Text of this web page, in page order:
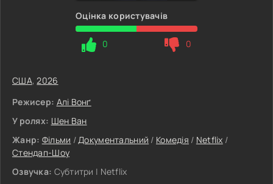
Оцінка користувачів
0 0
США,2026
Режисер: Алі Вонґ
У ролях: Шен Ван
Жанр: Фільми /Документальний / Комедія / Netflix /
Стендап-Шоу
Озвучка: Субтитри | Netflix